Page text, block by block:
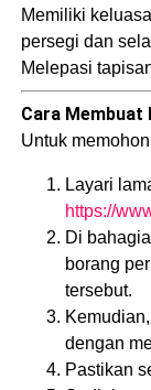
Memiliki
persegi dan
Melepasi
Cara Membuat
Untuk
Layari
https://
Di
borang
tersebut.
dengan
Pastikan